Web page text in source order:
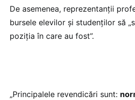
De asemenea, reprezentanții
bursele elevilor și studenților să
poziția în care au fost”.
„Principalele revendicări sunt: